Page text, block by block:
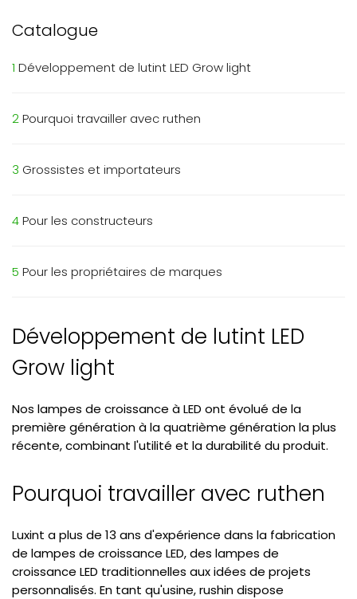
Catalogue
1 Développement de lutint LED Grow light
2Pourquoi travailler avec ruthen
3 Grossistes et importateurs
4Pour les constructeurs
5 Pour les propriétaires de marques
Développement de lutint LED
Grow light
Nos lampes de croissance à LED ont évolué de la
première génération à la quatrième génération la plus
récente, combinant l'utilité et la durabilité du produit.
Pourquoi travailler avec ruthen
Luxint a plus de 13 ans d'expérience dans la fabrication
de lampes de croissance LED, des lampes de
croissance LED traditionnelles aux idées de projets
personnalisés. En tant qu'usine, rushin dispose